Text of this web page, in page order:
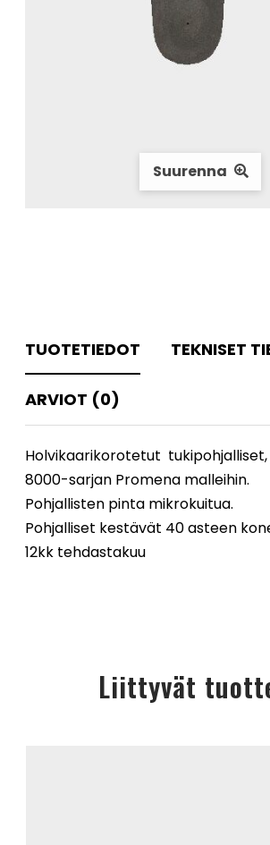
Suurenna
TUOTETIEDOT TEKNISET
ARVIOT (0)
Holvikaarikorotetut
8000-sarjan Promena malleihin.
Pohjallisten pinta mikrokuitua.
Pohjalliset kestävät 40 asteen
12kk tehdastakuu
Liittyvät